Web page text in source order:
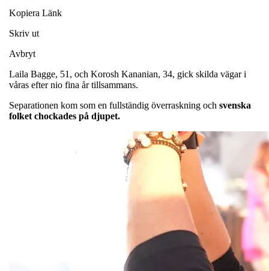
Kopiera Länk
Skriv ut
Avbryt
Laila Bagge, 51, och Korosh Kananian, 34, gick skilda vägar i
våras efter nio fina år tillsammans.
Separationen kom som en fullständig överraskning och svenska
folket chockades på djupet.